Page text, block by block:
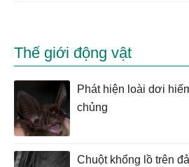
Thế giới động vật
Phát hiện loài dơi
chủng
Chuột khổng lồ trên